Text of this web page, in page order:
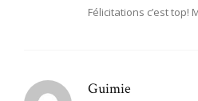
Félicitations c’est top!
Guimie